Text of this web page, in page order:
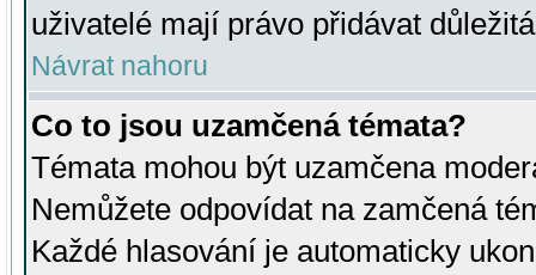
uživatelé mají právo přidávat
Návrat nahoru
Co to jsou uzamčená témata?
Témata mohou být uzamčena
Nemůžete odpovídat na zamčená
Každé hlasování je automaticky